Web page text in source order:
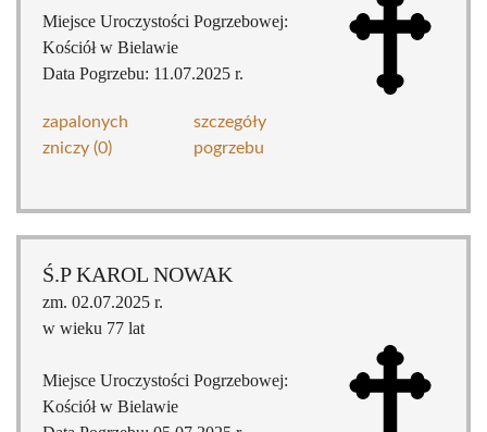
Miejsce Uroczystości Pogrzebowej:
Kościół w Bielawie
Data Pogrzebu: 11.07.2025 r.
zapalonych
zniczy (0)
szczegóły
pogrzebu
Ś.P KAROL NOWAK
zm. 02.07.2025 r.
w wieku 77 lat
Miejsce Uroczystości Pogrzebowej:
Kościół w Bielawie